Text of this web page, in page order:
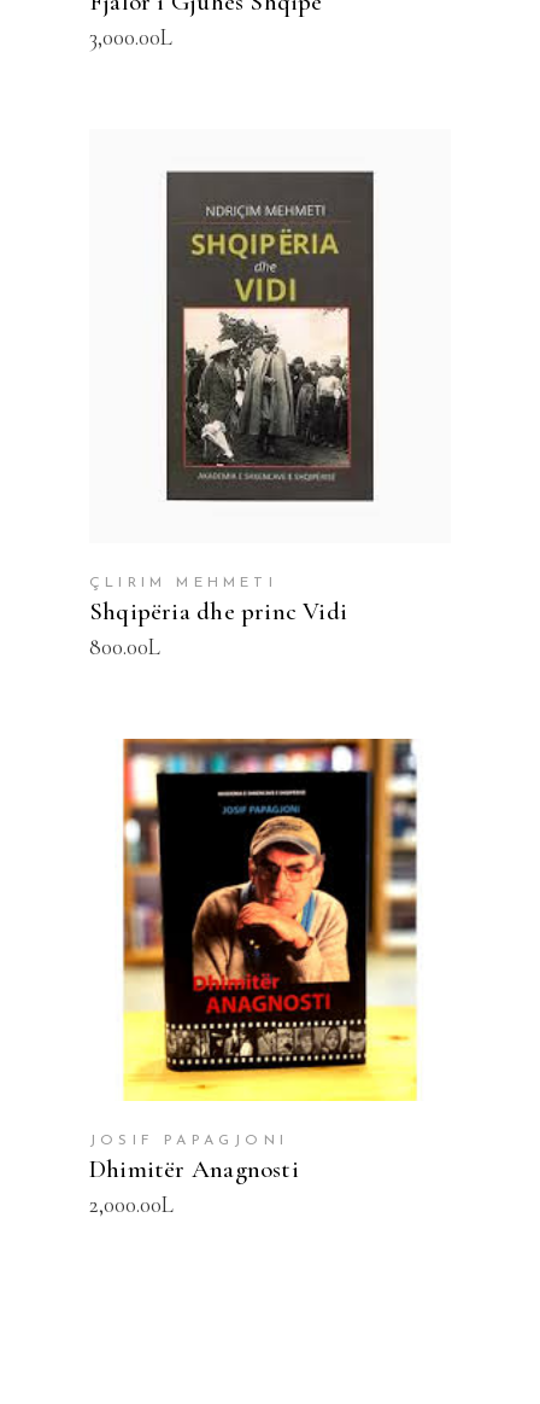
3,000.00L
SHTOJE NË SHPORTË
ÇLIRIM MEHMETI
Shqipëria dhe princ Vidi
800.00L
SHTOJE NË SHPORTË
JOSIF PAPAGJONI
Dhimitër Anagnosti
2,000.00L